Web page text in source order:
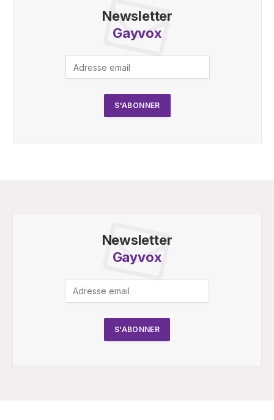
Newsletter
Gayvox
Newsletter
Gayvox